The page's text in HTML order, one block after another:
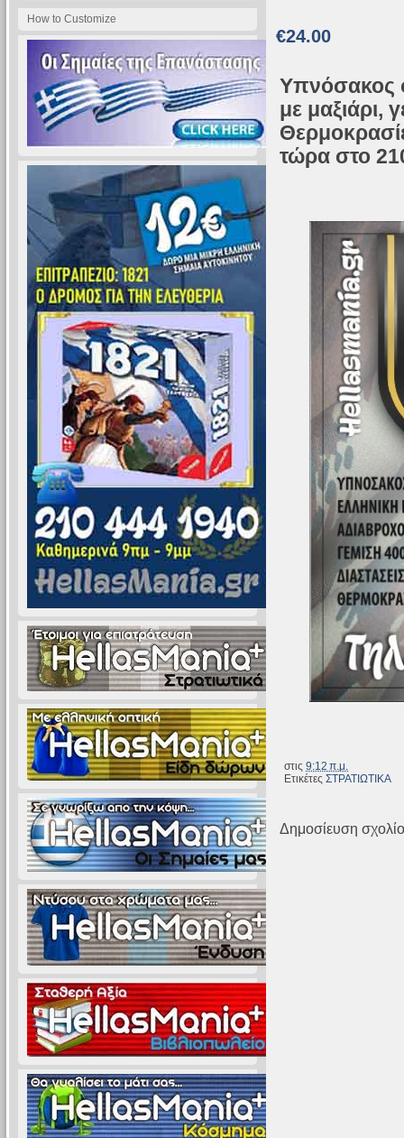
€24.00
Υπνόσακος
με μαξιάρι,
τώρα στο
στις 9:12 π.μ.
Ετικέτες ΣΤΡΑΤΙΩΤΙΚΑ
Δημοσίευση
How to Customize